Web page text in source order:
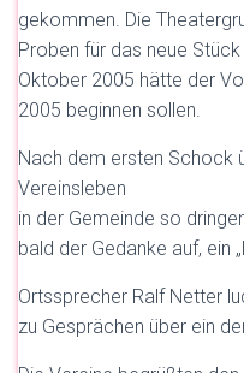
gekommen. Die
Proben für das neue
Oktober 2005 hätte der
2005 beginnen sollen.
Nach dem ersten Schock
Vereinsleben
in der Gemeinde so
bald der Gedanke auf, ein
Ortssprecher Ralf Netter
zu Gesprächen über ein